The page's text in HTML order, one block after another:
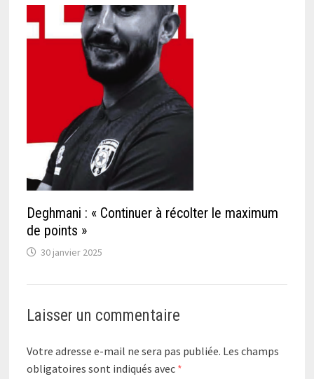
Deghmani : « Continuer à récolter le maximum
de points »
30 janvier 2025
Laisser un commentaire
Votre adresse e-mail ne sera pas publiée. Les champs
obligatoires sont indiqués avec *